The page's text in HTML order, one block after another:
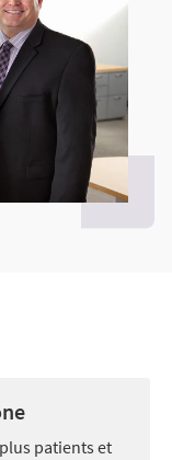
patients et